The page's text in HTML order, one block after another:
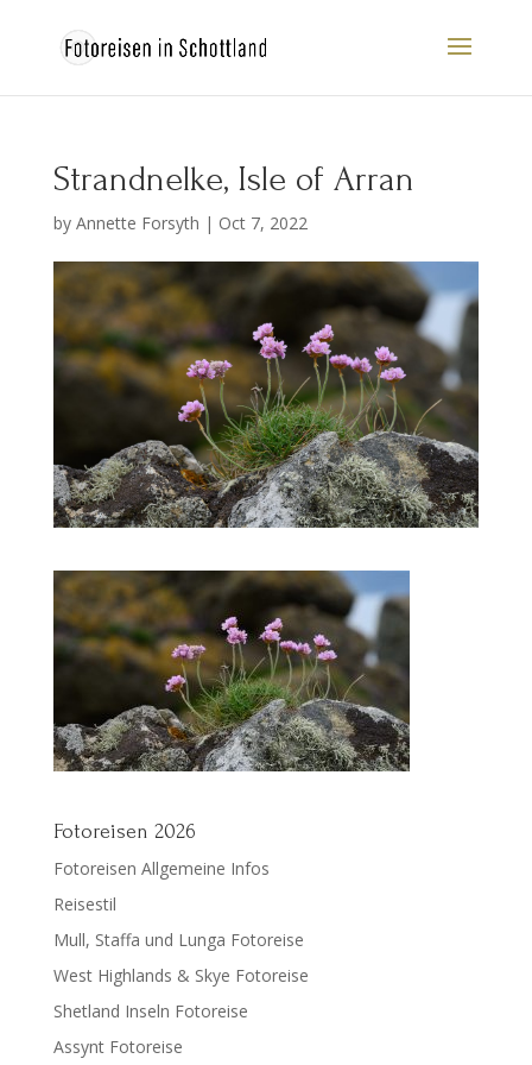
Strandnelke, Isle of Arran
by Annette Forsyth | Oct 7, 2022
Fotoreisen 2026
Fotoreisen Allgemeine Infos
Reisestil
Mull, Staffa und Lunga Fotoreise
West Highlands & Skye Fotoreise
Shetland Inseln Fotoreise
Assynt Fotoreise